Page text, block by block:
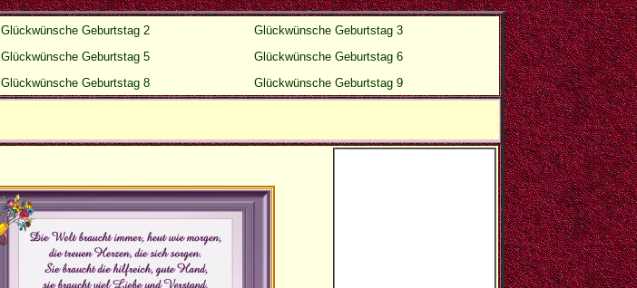
Glückwünsche Geburtstag 2
Glückwünsche Geburtstag 3
Glückwünsche Geburtstag 5
Glückwünsche Geburtstag 6
Glückwünsche Geburtstag 8 Glückwünsche Geburtstag 9